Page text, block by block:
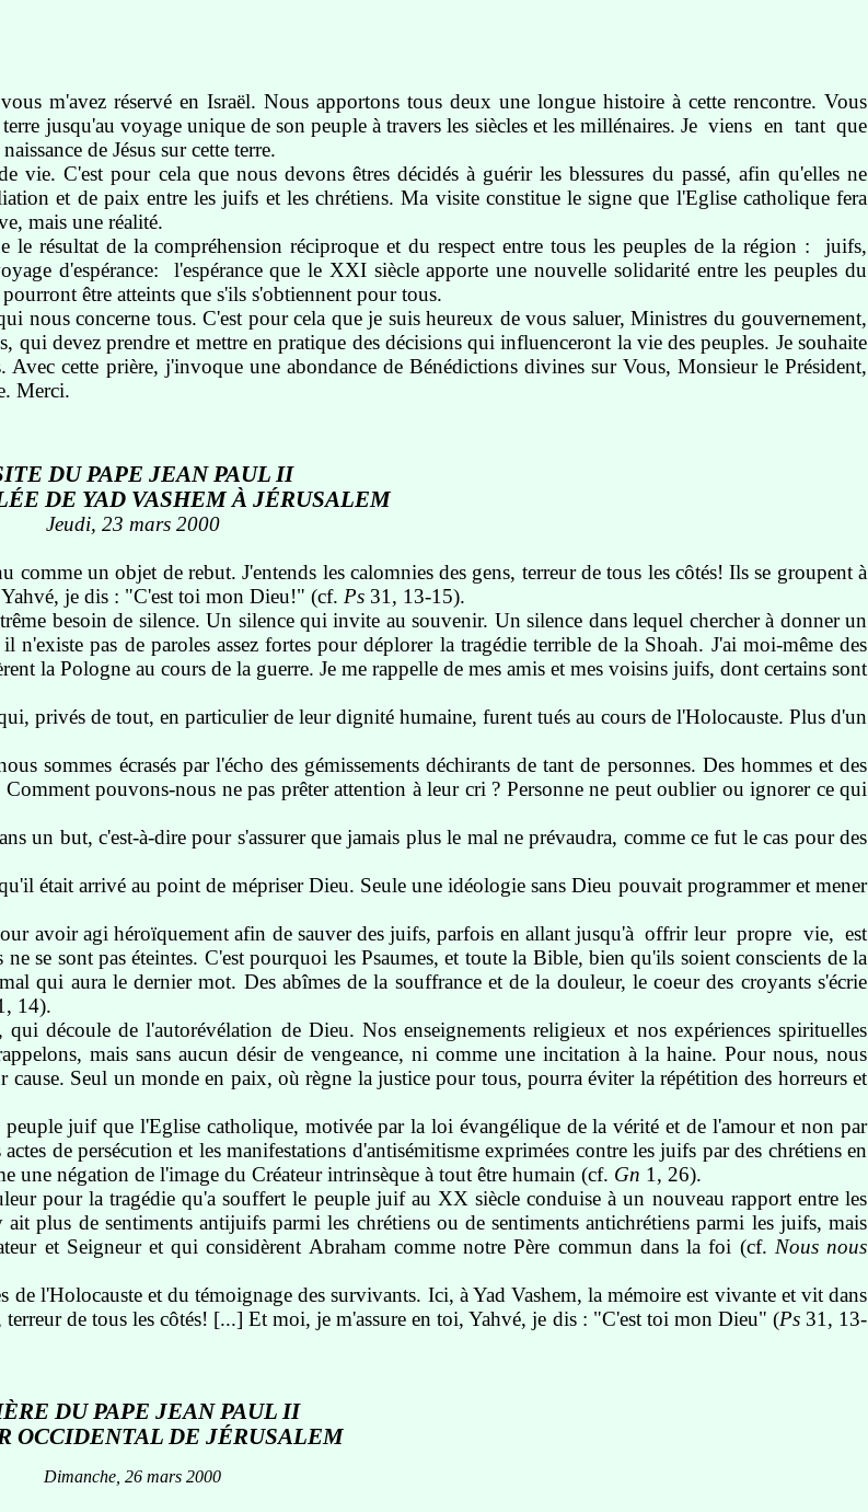
m'avez réservé en Israël. Nous apportons tous deux une longue histoire à cette rencontre. Vous
jusqu'au voyage unique de son peuple à travers les siècles et les millénaires. Je viens en tant que
de Jésus sur cette terre.
vie. C'est pour cela que nous devons êtres décidés à guérir les blessures du passé, afin qu'elles ne
et de paix entre les juifs et les chrétiens. Ma visite constitue le signe que l'Eglise catholique fera
mais une réalité.
résultat de la compréhension réciproque et du respect entre tous les peuples de la région : juifs,
d'espérance: l'espérance que le XXI siècle apporte une nouvelle solidarité entre les peuples du
être atteints que s'ils s'obtiennent pour tous.
concerne tous. C'est pour cela que je suis heureux de vous saluer, Ministres du gouvernement,
qui devez prendre et mettre en pratique des décisions qui influenceront la vie des peuples. Je souhaite
cette prière, j'invoque une abondance de Bénédictions divines sur Vous, Monsieur le Président,
Merci.
DU PAPE JEAN PAUL II
DE YAD VASHEM À JÉRUSALEM
Jeudi, 23 mars 2000
un objet de rebut. J'entends les calomnies des gens, terreur de tous les côtés! Ils se groupent à
je dis : "C'est toi mon Dieu!" (cf. Ps 31, 13-15).
besoin de silence. Un silence qui invite au souvenir. Un silence dans lequel chercher à donner un
pas de paroles assez fortes pour déplorer la tragédie terrible de la Shoah. J'ai moi-même des
la Pologne au cours de la guerre. Je me rappelle de mes amis et mes voisins juifs, dont certains sont
privés de tout, en particulier de leur dignité humaine, furent tués au cours de l'Holocauste. Plus d'un
sommes écrasés par l'écho des gémissements déchirants de tant de personnes. Des hommes et des
pouvons-nous ne pas prêter attention à leur cri ? Personne ne peut oublier ou ignorer ce qui
un but, c'est-à-dire pour s'assurer que jamais plus le mal ne prévaudra, comme ce fut le cas pour des
était arrivé au point de mépriser Dieu. Seule une idéologie sans Dieu pouvait programmer et mener
avoir agi héroïquement afin de sauver des juifs, parfois en allant jusqu'à offrir leur propre vie, est
se sont pas éteintes. C'est pourquoi les Psaumes, et toute la Bible, bien qu'ils soient conscients de la
qui aura le dernier mot. Des abîmes de la souffrance et de la douleur, le coeur des croyants s'écrie
14).
découle de l'autorévélation de Dieu. Nos enseignements religieux et nos expériences spirituelles
mais sans aucun désir de vengeance, ni comme une incitation à la haine. Pour nous, nous
Seul un monde en paix, où règne la justice pour tous, pourra éviter la répétition des horreurs et
juif que l'Eglise catholique, motivée par la loi évangélique de la vérité et de l'amour et non par
de persécution et les manifestations d'antisémitisme exprimées contre les juifs par des chrétiens en
une négation de l'image du Créateur intrinsèque à tout être humain (cf. Gn 1, 26).
pour la tragédie qu'a souffert le peuple juif au XX siècle conduise à un nouveau rapport entre les
plus de sentiments antijuifs parmi les chrétiens ou de sentiments antichrétiens parmi les juifs, mais
et Seigneur et qui considèrent Abraham comme notre Père commun dans la foi (cf. Nous nous
l'Holocauste et du témoignage des survivants. Ici, à Yad Vashem, la mémoire est vivante et vit dans
de tous les côtés! [...] Et moi, je m'assure en toi, Yahvé, je dis : "C'est toi mon Dieu" (Ps31, 13-
DU PAPE JEAN PAUL II
OCCIDENTAL DE JÉRUSALEM
Dimanche, 26 mars 2000